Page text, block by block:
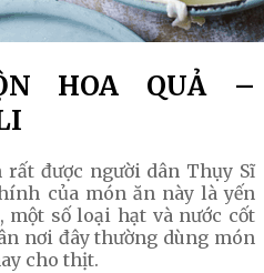
HOA QUẢ –
được người dân Thụy Sĩ
của món ăn này là yến
một số loại hạt và nước cốt
nơi đây thường dùng món
cho thịt.